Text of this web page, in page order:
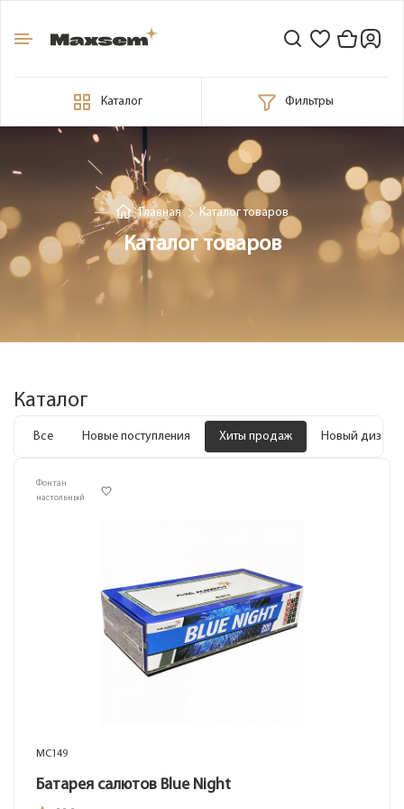
Каталог Фильтры
Главная Каталог товаров
Каталог товаров
Каталог
Все Новые поступления Хиты продаж Новый дизайн
Фонтан
настольный
MC149
Батарея салютов Blue Night